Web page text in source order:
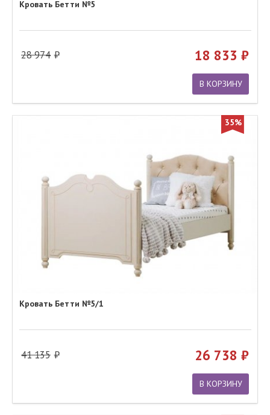
Кровать Бетти №5
28 974 18 833
В КОРЗИНУ
35%
Кровать Бетти №5/1
41 135 26 738
В КОРЗИНУ